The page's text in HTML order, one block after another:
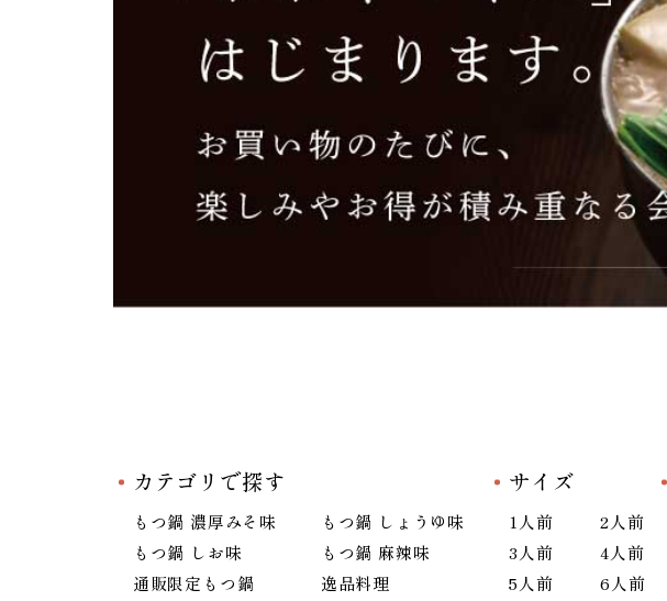
カテゴリで探す
もつ鍋 濃厚みそ味
もつ鍋 しょうゆ味
もつ鍋 しお味
もつ鍋 麻辣味
通販限定もつ鍋
逸品料理
サイズ
1人前
2人前
3人前
4人前
5人前
6人前